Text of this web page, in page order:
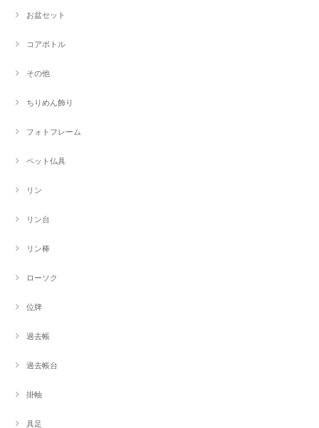
お盆セット
コアボトル
その他
ちりめん飾り
フォトフレーム
ペット仏具
リン
リン台
リン棒
ローソク
位牌
過去帳
過去帳台
掛軸
具足